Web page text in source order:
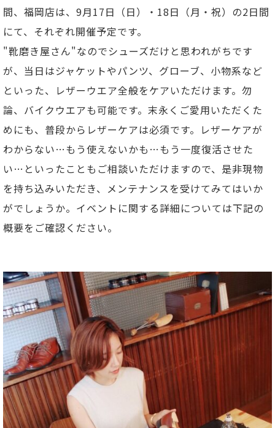
間、福岡店は、9月17日（日）・18日（月・祝）の2日間
にて、それぞれ開催予定です。
"靴磨き屋さん"なのでシューズだけと思われがちです
が、当日はジャケットやパンツ、グローブ、小物系など
といった、レザーウエア全般をケアいただけます。勿
論、バイクウエアも可能です。末永くご愛用いただくた
めにも、普段からレザーケアは必須です。レザーケアが
わからない…もう使えないかも…もう一度復活させた
い…といったこともご相談いただけますので、是非現物
を持ち込みいただき、メンテナンスを受けてみてはいか
がでしょうか。イベントに関する詳細については下記の
概要をご確認ください。